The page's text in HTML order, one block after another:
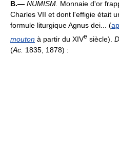
B.— NUMISM. Monnaie d'or
Charles VII et dont l'effigie était
formule liturgique Agnus dei... (
mouton à partir du XIVe siècle).
(Ac. 1835, 1878) :